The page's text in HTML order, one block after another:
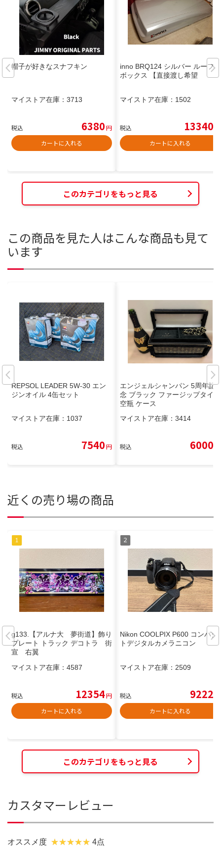
帽子が好きなスナフキン
マイストア在庫： 3713
税込 6380円
カートに入れる
inno BRQ124 シルバー ルーフ
ボックス 【直接渡し希望
マイストア在庫： 1502
税込 13340
カートに入れる
このカテゴリをもっと見る
この商品を見た人はこんな商品も見て
います
REPSOL LEADER 5W-30 エン
ジンオイル 4缶セット
マイストア在庫： 1037
税込 7540円
エンジェルシャンパン 5周年記
念 ブラック ファージップタイプ
空瓶 ケース
マイストア在庫： 3414
税込 6000
近くの売り場の商品
g133.【アルナ大 夢街道】飾り
プレート トラック デコトラ 街
宣 右翼
マイストア在庫： 4587
税込 12354円
カートに入れる
Nikon COOLPIX P600 コンパク
トデジタルカメラニコン
マイストア在庫： 2509
税込 9222
カートに入れる
このカテゴリをもっと見る
カスタマーレビュー
オススメ度 4点